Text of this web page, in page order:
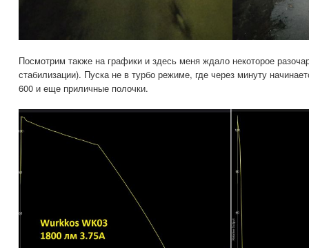
Посмотрим также на графики и здесь меня ждало некоторое
стабилизации). Пуска не в турбо режиме, где через минуту
600 и еще приличные полочки.